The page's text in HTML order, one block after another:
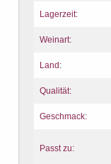
Lagerzeit:
Weinart:
Land:
Qualität:
Geschmack:
Passt zu: